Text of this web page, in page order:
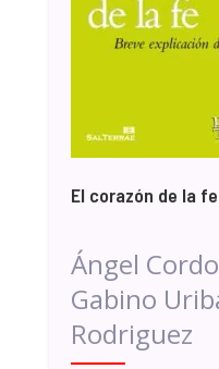
El corazón de la fe
Ángel
Gabino
Rodriguez